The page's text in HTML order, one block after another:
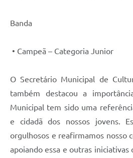
Banda
• Campeã – Categoria Junior
O Secretário Municipal de
também destacou a
Municipal tem sido uma
e cidadã dos nossos jovens.
orgulhosos e reafirmamos nosso
apoiando essa e outras